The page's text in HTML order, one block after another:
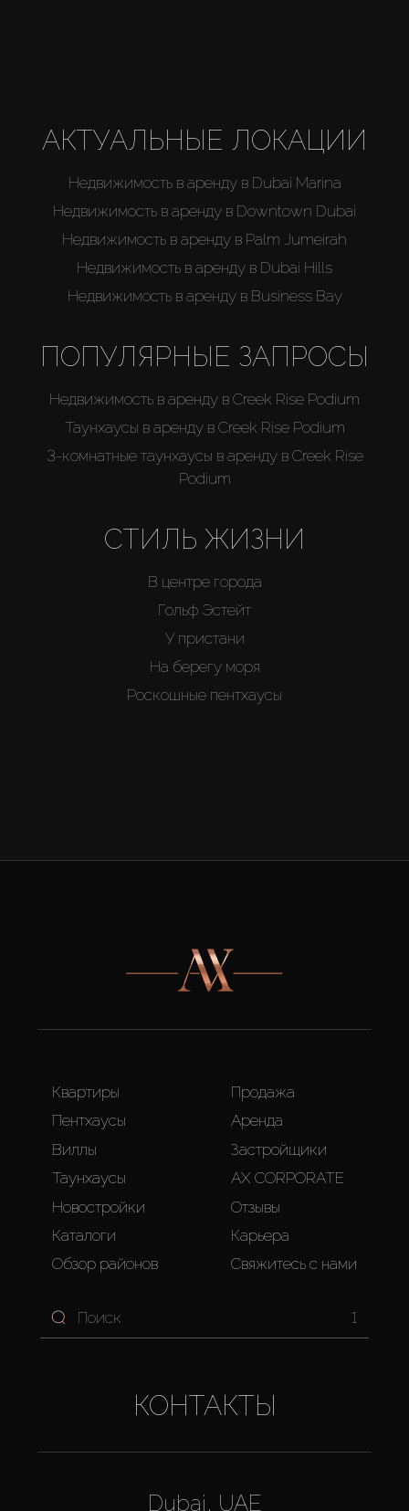
Продажа
Новостройки
AX Journal
Каталоги
Агенты
АКТУАЛЬНЫЕ ЛОКАЦИИ
Недвижимость в аренду в Dubai Marina
Недвижимость в аренду в Downtown Dubai
Недвижимость в аренду в Palm Jumeirah
Недвижимость в аренду в Dubai Hills
Недвижимость в аренду в Business Bay
ПОПУЛЯРНЫЕ ЗАПРОСЫ
Недвижимость в аренду в Creek Rise Podium
Таунхаусы в аренду в Creek Rise Podium
3-комнатные таунхаусы в аренду в Creek Rise
Podium
СТИЛЬ ЖИЗНИ
В центре города
Гольф Эстейт
У пристани
На берегу моря
Роскошные пентхаусы
Квартиры
Пентхаусы
Виллы
Таунхаусы
Новостройки
Каталоги
Обзор районов
Продажа
Аренда
Застройщики
AX CORPORATE
Отзывы
Карьера
Свяжитесь с нами
1
КОНТАКТЫ
Dubai, UAE